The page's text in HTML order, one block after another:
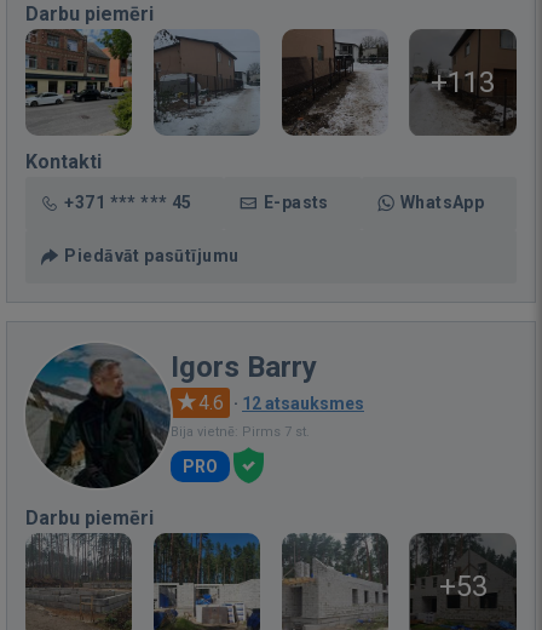
Darbu piemēri
+113
Kontakti
+371 *** *** 45 E-pasts WhatsApp
Piedāvāt pasūtījumu
Igors Barry
4.6 · 12 atsauksmes
Bija vietnē: Pirms 7 st.
PRO
Darbu piemēri
+53